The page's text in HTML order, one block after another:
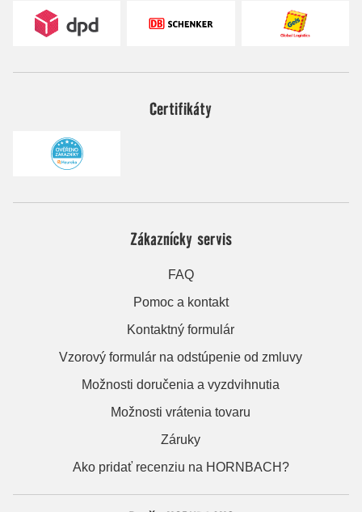
Certifikáty
Zákaznícky servis
FAQ
Pomoc a kontakt
Kontaktný formulár
Vzorový formulár na odstúpenie od zmluvy
Možnosti doručenia a vyzdvihnutia
Možnosti vrátenia tovaru
Záruky
Ako pridať recenziu na HORNBACH?